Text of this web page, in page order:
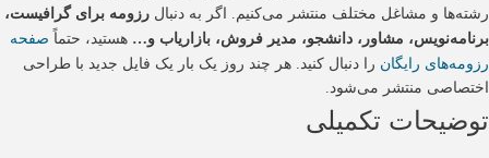
رشته‌ها و مشاغل مختلف منتشر می‌کنیم. اگر به دنبال رزومه‌ برای گرافیست،
برنامه‌نویس، مشاور، دانشجو، مدیر فروش، بازاریاب و… هستید، حتماً صفحه
رزومه‌های رایگان را دنبال کنید. هر چند روز یک بار یک فایل جدید با طراحی
اختصاصی منتشر می‌شود.
توضیحات تکمیلی